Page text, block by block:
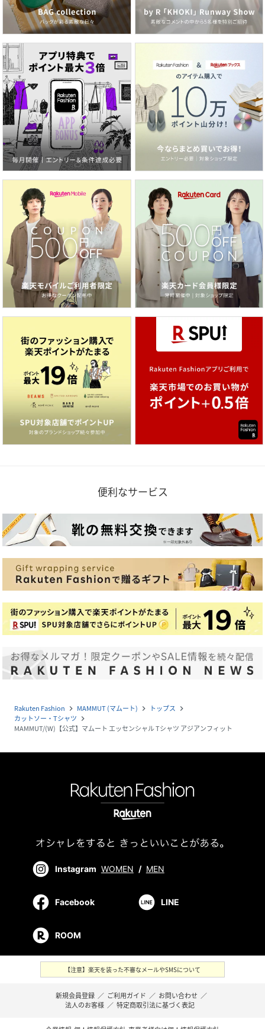
便利なサービス
Rakuten Fashion navigate_next MAMMUT (マムート) navigate_next トップス navigate_next
カットソー・Tシャツ navigate_next
MAMMUT/(W)【公式】マムート エッセンシャル Tシャツ アジアンフィット
Instagram WOMEN / MEN
Facebook LINE
ROOM
【注意】楽天を装った不審なメールやSMSについて
新規会員登録 ／ ご利用ガイド ／ お問い合わせ ／
法人のお客様 ／ 特定商取引法に基づく表記